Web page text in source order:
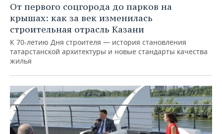
От первого соцгорода до парков на
крышах: как за век изменилась
строительная отрасль Казани
К 70-летию Дня строителя — история становления
татарстанской архитектуры и новые стандарты качества
жилья